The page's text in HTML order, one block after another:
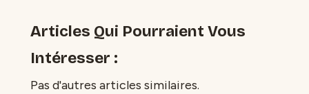
Articles Qui Pourraient Vous
Intéresser :
Pas d'autres articles similaires.